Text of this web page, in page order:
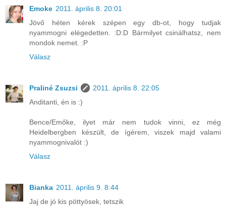
Emoke 2011. április 8. 20:01
Jövő héten kérek szépen egy db-ot, hogy tudjak
nyammogni elégedetten. :D:D Bármilyet csinálhatsz, nem
mondok nemet. :P
Válasz
Praliné Zsuzsi
2011. április 8. 22:05
Anditanti, én is :)
Bence/Emőke, ilyet már nem tudok vinni, ez még
Heidelbergben készült, de ígérem, viszek majd valami
nyammognivalót :)
Válasz
Bianka 2011. április 9. 8:44
Jaj de jó kis pöttyösek, tetszik